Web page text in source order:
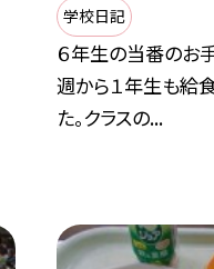
学校日記
６年生の当番のお
週から１年生も給
た。クラスの...